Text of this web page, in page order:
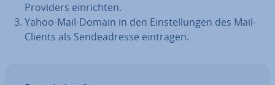
Providers ein­rich­ten.
Yahoo-Mail-Domain in den Ein­stel­lun­gen des Mail-
Clients als Sen­de­adres­se eintragen.